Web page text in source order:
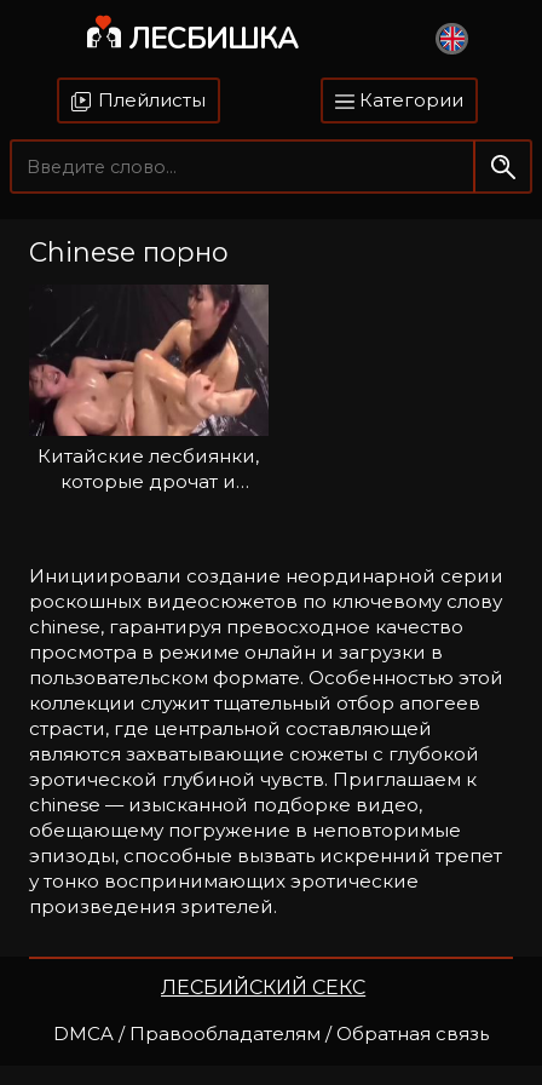
ЛЕСБИШКА
Плейлисты Категории
Chinese порно
Китайские лесбиянки,
которые дрочат и
Инициировали создание неординарной серии
роскошных видеосюжетов по ключевому слову
chinese, гарантируя превосходное качество
просмотра в режиме онлайн и загрузки в
пользовательском формате. Особенностью этой
коллекции служит тщательный отбор апогеев
страсти, где центральной составляющей
являются захватывающие сюжеты с глубокой
эротической глубиной чувств. Приглашаем к
chinese — изысканной подборке видео,
обещающему погружение в неповторимые
эпизоды, способные вызвать искренний трепет
у тонко воспринимающих эротические
произведения зрителей.
ЛЕСБИЙСКИЙ СЕКС
DMCA / Правообладателям / Обратная связь